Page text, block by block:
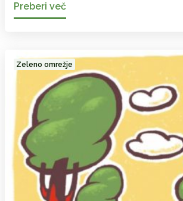
Preberi več
Zeleno omrežje